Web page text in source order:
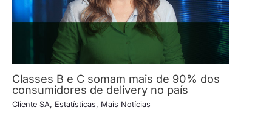
Classes B e C somam mais de 90% dos
consumidores de delivery no país
Cliente SA, Estatísticas, Mais Notícias